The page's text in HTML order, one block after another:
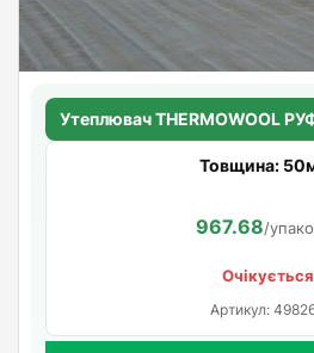
Утеплювач THERMOWOOL
Товщина:
967.68/
Очікується
Артикул: